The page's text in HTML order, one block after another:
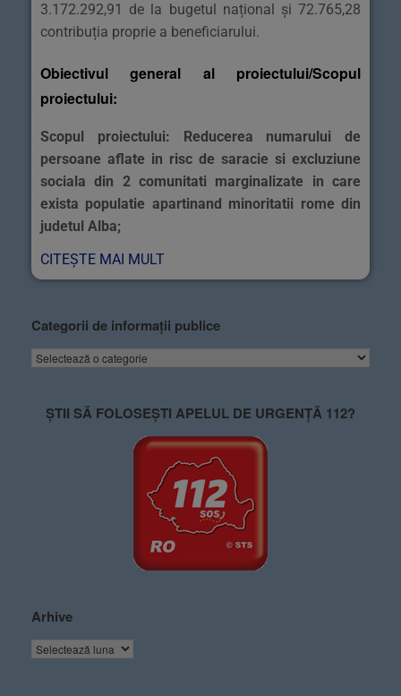
3.172.292,91 de la bugetul național și 72.765,28
contribuția proprie a beneficiarului.
Obiectivul general al proiectului/Scopul
proiectului:
Scopul proiectului: Reducerea numarului de
persoane aflate in risc de saracie si excluziune
sociala din 2 comunitati marginalizate in care
exista populatie apartinand minoritatii rome din
judetul Alba;
CITEȘTE MAI MULT
Categorii de informații publice
ȘTII SĂ FOLOSEȘTI APELUL DE URGENȚĂ 112?
Arhive